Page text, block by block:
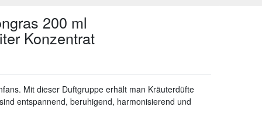
200 ml
Konzentrat
Mit dieser Duftgruppe erhält man Kräuterdüfte
entspannend, beruhigend, harmonisierend und